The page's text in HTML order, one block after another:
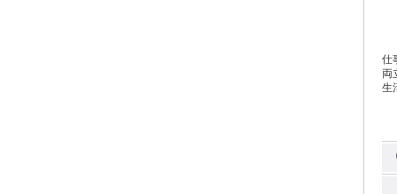
仕
両立できる
生
の宅配ボ
の支